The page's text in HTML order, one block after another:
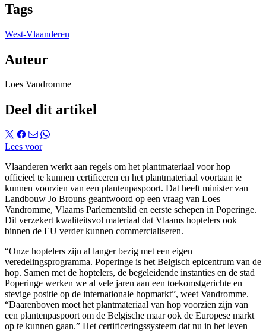
Tags
West-Vlaanderen
Auteur
Loes Vandromme
Deel dit artikel
Lees voor
Vlaanderen werkt aan regels om het plantmateriaal voor hop
officieel te kunnen certificeren en het plantmateriaal voortaan te
kunnen voorzien van een plantenpaspoort. Dat heeft minister van
Landbouw Jo Brouns geantwoord op een vraag van Loes
Vandromme, Vlaams Parlementslid en eerste schepen in Poperinge.
Dit verzekert kwaliteitsvol materiaal dat Vlaams hoptelers ook
binnen de EU verder kunnen commercialiseren.
“Onze hoptelers zijn al langer bezig met een eigen
veredelingsprogramma. Poperinge is het Belgisch epicentrum van de
hop. Samen met de hoptelers, de begeleidende instanties en de stad
Poperinge werken we al vele jaren aan een toekomstgerichte en
stevige positie op de internationale hopmarkt”, weet Vandromme.
“Daarenboven moet het plantmateriaal van hop voorzien zijn van
een plantenpaspoort om de Belgische maar ook de Europese markt
op te kunnen gaan.” Het certificeringssysteem dat nu in het leven